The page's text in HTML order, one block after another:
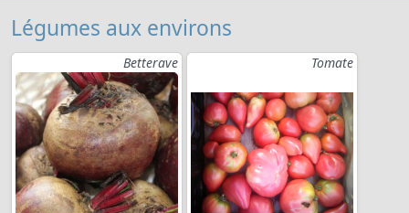
Légumes aux environs
Betterave Tomate